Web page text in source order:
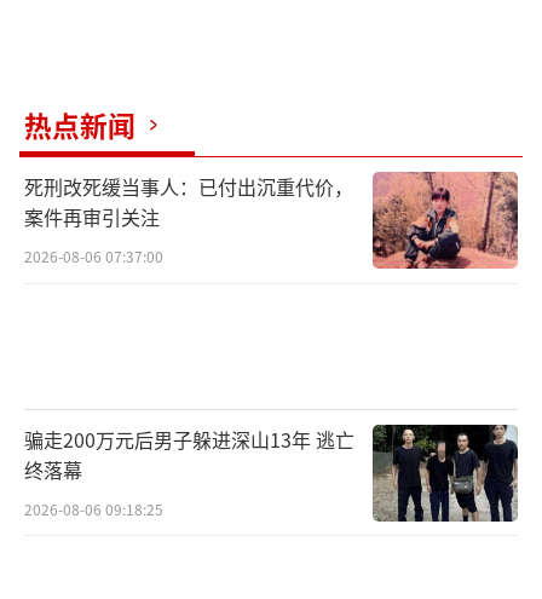
吞吐量1.2亿标箱，同比增长7.2%。
前4个月，受多个假期的拉动，我国跨区域
人员流动量达232.1亿人次，同比增长2.1%。
热点新闻
死刑改死缓当事人：已付出沉重代价，
案件再审引关注
2026-08-06 07:37:00
骗走200万元后男子躲进深山13年 逃亡
终落幕
2026-08-06 09:18:25